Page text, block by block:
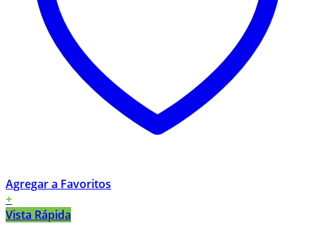
Agregar a Favoritos
+
Vista Rápida